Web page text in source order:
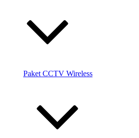
Paket CCTV Wireless